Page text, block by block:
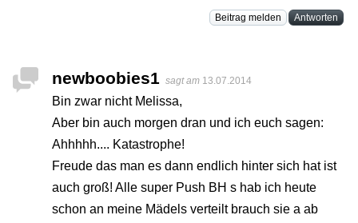
Beitrag melden Antworten
newboobies1 sagt am 13.07.2014
Bin zwar nicht Melissa,
Aber bin auch morgen dran und ich euch sagen:
Ahhhhh.... Katastrophe!
Freude das man es dann endlich hinter sich hat ist
auch groß! Alle super Push BH s hab ich heute
schon an meine Mädels verteilt brauch sie a ab